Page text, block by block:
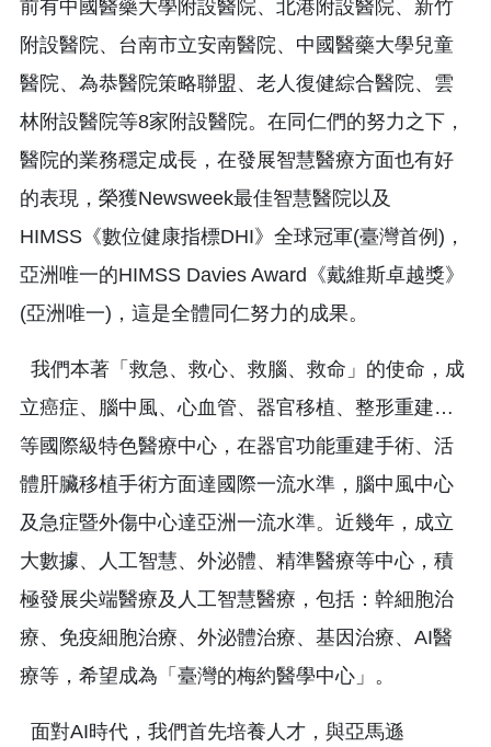
前有中國醫藥大學附設醫院、北港附設醫院、新竹
附設醫院、台南市立安南醫院、中國醫藥大學兒童
醫院、為恭醫院策略聯盟、老人復健綜合醫院、雲
林附設醫院等8家附設醫院。在同仁們的努力之下，
醫院的業務穩定成長，在發展智慧醫療方面也有好
的表現，榮獲Newsweek最佳智慧醫院以及
HIMSS《數位健康指標DHI》全球冠軍(臺灣首例)，
亞洲唯一的HIMSS Davies Award《戴維斯卓越獎》
(亞洲唯一)，這是全體同仁努力的成果。
我們本著「救急、救心、救腦、救命」的使命，成
立癌症、腦中風、心血管、器官移植、整形重建…
等國際級特色醫療中心，在器官功能重建手術、活
體肝臟移植手術方面達國際一流水準，腦中風中心
及急症暨外傷中心達亞洲一流水準。近幾年，成立
大數據、人工智慧、外泌體、精準醫療等中心，積
極發展尖端醫療及人工智慧醫療，包括：幹細胞治
療、免疫細胞治療、外泌體治療、基因治療、AI醫
療等，希望成為「臺灣的梅約醫學中心」。
面對AI時代，我們首先培養人才，與亞馬遜